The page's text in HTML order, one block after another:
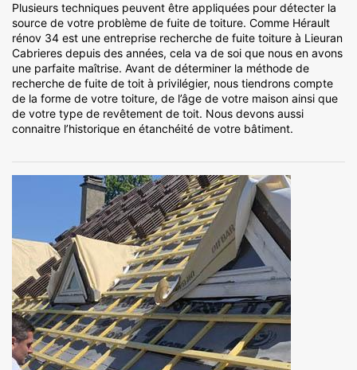
Plusieurs techniques peuvent être appliquées pour détecter la
source de votre problème de fuite de toiture. Comme Hérault
rénov 34 est une entreprise recherche de fuite toiture à Lieuran
Cabrieres depuis des années, cela va de soi que nous en avons
une parfaite maîtrise. Avant de déterminer la méthode de
recherche de fuite de toit à privilégier, nous tiendrons compte
de la forme de votre toiture, de l’âge de votre maison ainsi que
de votre type de revêtement de toit. Nous devons aussi
connaitre l’historique en étanchéité de votre bâtiment.